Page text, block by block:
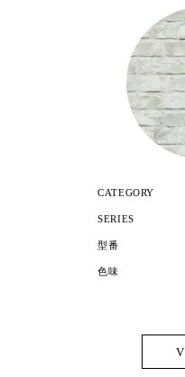
CATEGORY
SERIES
型番
色味